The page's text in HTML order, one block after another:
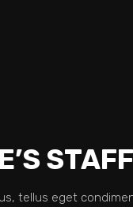
STAFF
tellus eget